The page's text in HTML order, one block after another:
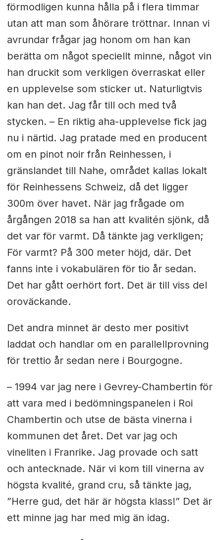
förmodligen kunna hålla på i flera timmar
utan att man som åhörare tröttnar. Innan vi
avrundar frågar jag honom om han kan
berätta om något speciellt minne, något vin
han druckit som verkligen överraskat eller
en upplevelse som sticker ut. Naturligtvis
kan han det. Jag får till och med två
stycken. – En riktig aha-upplevelse fick jag
nu i närtid. Jag pratade med en producent
om en pinot noir från Reinhessen, i
gränslandet till Nahe, området kallas lokalt
för Reinhessens Schweiz, då det ligger
300m över havet. När jag frågade om
årgången 2018 sa han att kvalitén sjönk, då
det var för varmt. Då tänkte jag verkligen;
För varmt? På 300 meter höjd, där. Det
fanns inte i vokabulären för tio år sedan.
Det har gått oerhört fort. Det är till viss del
oroväckande.
Det andra minnet är desto mer positivt
laddat och handlar om en parallellprovning
för trettio år sedan nere i Bourgogne.
– 1994 var jag nere i Gevrey-Chambertin för
att vara med i bedömningspanelen i Roi
Chambertin och utse de bästa vinerna i
kommunen det året. Det var jag och
vineliten i Franrike. Jag provade och satt
och antecknade. När vi kom till vinerna av
högsta kvalité, grand cru, så tänkte jag,
”Herre gud, det här är högsta klass!” Det är
ett minne jag har med mig än idag.